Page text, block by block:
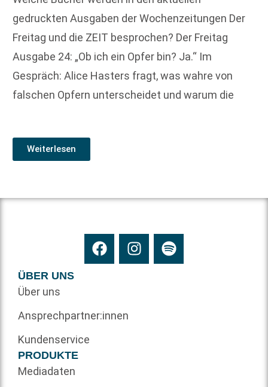
gedruckten Ausgaben der Wochenzeitungen Der
Freitag und die ZEIT besprochen? Der Freitag
Ausgabe 24: „Ob ich ein Opfer bin? Ja.“ Im
Gespräch: Alice Hasters fragt, was wahre von
falschen Opfern unterscheidet und warum die
Weiterlesen
ÜBER UNS
Über uns
Ansprechpartner:innen
Kundenservice
PRODUKTE
Mediadaten